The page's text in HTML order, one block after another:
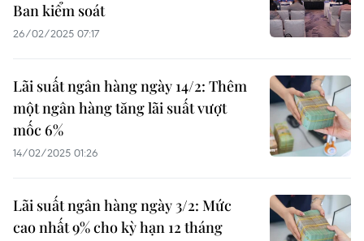
Ban kiểm soát
26/02/2025 07:17
Lãi suất ngân hàng ngày 14/2: Thêm
một ngân hàng tăng lãi suất vượt
mốc 6%
14/02/2025 01:26
Lãi suất ngân hàng ngày 3/2: Mức
cao nhất 9% cho kỳ hạn 12 tháng